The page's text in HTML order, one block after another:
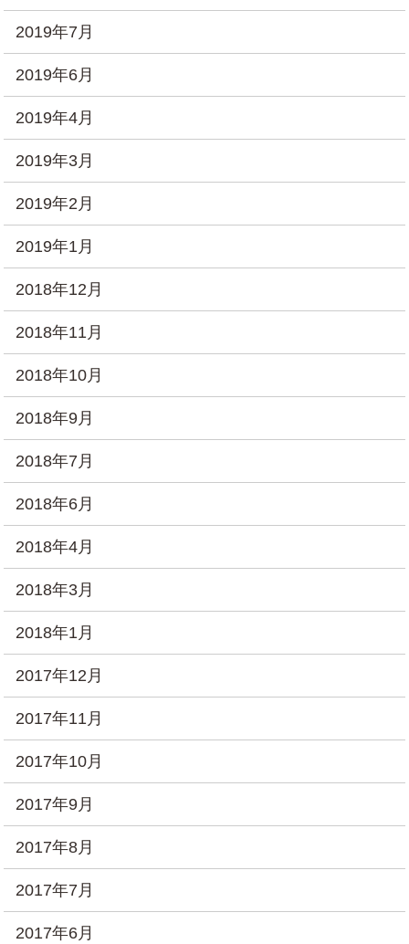
2019年7月
2019年6月
2019年4月
2019年3月
2019年2月
2019年1月
2018年12月
2018年11月
2018年10月
2018年9月
2018年7月
2018年6月
2018年4月
2018年3月
2018年1月
2017年12月
2017年11月
2017年10月
2017年9月
2017年8月
2017年7月
2017年6月